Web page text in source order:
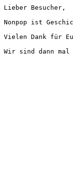
Lieber Besucher,
Nonpop ist
Vielen Dank für
Wir sind dann mal